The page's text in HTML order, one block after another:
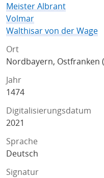
Meister Albrant
Volmar
Walthisar von der Wage
Ort
Nordbayern, Ostfranken
Jahr
1474
Digitalisierungsdatum
2021
Sprache
Deutsch
Signatur